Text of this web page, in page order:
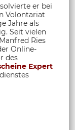
er bei
Volontariat
Jahre als
Seit vielen
Ries
Online-
des
Expert